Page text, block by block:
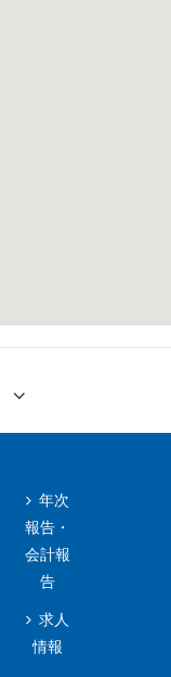
年次
報告・
会計報
告
求人
情報